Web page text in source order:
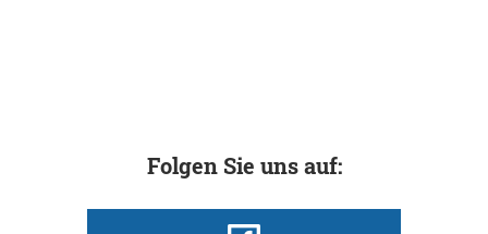
Folgen Sie uns auf: